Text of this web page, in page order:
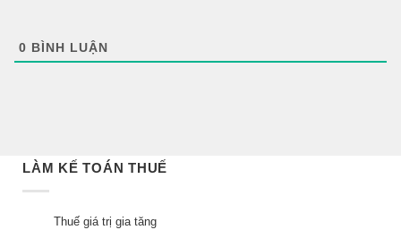
0 BÌNH LUẬN
LÀM KẾ TOÁN THUẾ
Thuế giá trị gia tăng